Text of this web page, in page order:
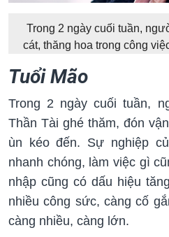
Trong 2 ngày cuối tuần,
cát, thăng hoa trong công
Tuổi Mão
Trong 2 ngày cuối tuần,
Thần Tài ghé thăm, đón
ùn kéo đến. Sự nghiệp
nhanh chóng, làm việc gì
nhập cũng có dấu hiệu
nhiều công sức, càng cố
càng nhiều, càng lớn.